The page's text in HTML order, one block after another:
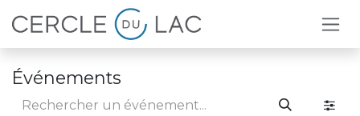
Se rendre au contenu
Événements